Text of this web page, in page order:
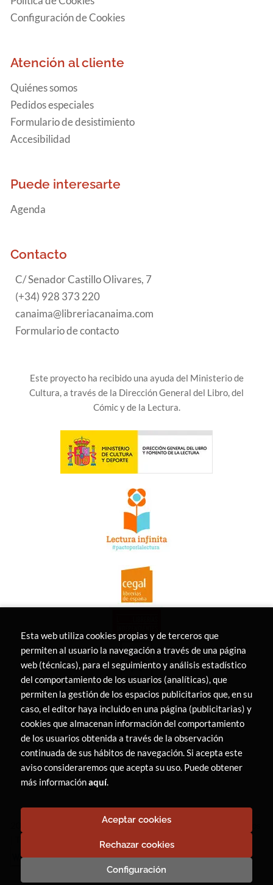
Configuración de Cookies
Atención al cliente
Quiénes somos
Pedidos especiales
Formulario de desistimiento
Accesibilidad
Puede interesarte
Agenda
Contacto
C/ Senador Castillo Olivares, 7
(+34) 928 373 220
canaima@libreriacanaima.com
Formulario de contacto
Este proyecto ha recibido una ayuda del Ministerio de
Cultura, a través de la Dirección General del Libro, del
Cómic y de la Lectura.
LIBRERÍA CANAIMA. Todos los Derechos Reservados
Esta web utiliza cookies propias y de terceros que
permiten al usuario la navegación a través de una página
web (técnicas), para el seguimiento y análisis estadístico
del comportamiento de los usuarios (analíticas), que
permiten la gestión de los espacios publicitarios que, en su
caso, el editor haya incluido en una página (publicitarias) y
cookies que almacenan información del comportamiento
de los usuarios obtenida a través de la observación
continuada de sus hábitos de navegación. Si acepta este
aviso consideraremos que acepta su uso. Puede obtener
más informaciónaquí.
Configuración
Rechazar cookies
Aceptar cookies